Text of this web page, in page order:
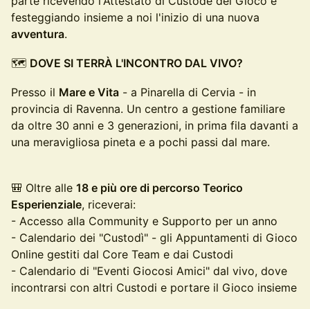
festeggiando insieme a noi l'inizio di una nuova
avventura.
🗺️ DOVE SI TERRÀ L'INCONTRO DAL VIVO?
Presso il Mare e Vita - a Pinarella di Cervia - in
provincia di Ravenna. Un centro a gestione familiare
da oltre 30 anni e 3 generazioni, in prima fila davanti a
una meravigliosa pineta e a pochi passi dal mare.
🎒 Oltre alle 18 e più ore di percorso Teorico
Esperienziale, riceverai:
- Accesso alla Community e Supporto per un anno
- Calendario dei "Custodì" - gli Appuntamenti di Gioco
Online gestiti dal Core Team e dai Custodi
- Calendario di "Eventi Giocosi Amici" dal vivo, dove
incontrarsi con altri Custodi e portare il Gioco insieme